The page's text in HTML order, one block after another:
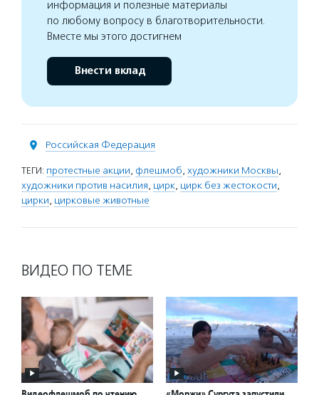
информация и полезные материалы
по любому вопросу в благотворительности.
Вместе мы этого достигнем
Внести вклад
Российская Федерация
ТЕГИ: протестные акции, флешмоб, художники Москвы,
художники против насилия, цирк, цирк без жестокости,
цирки, цирковые животные
ВИДЕО ПО ТЕМЕ